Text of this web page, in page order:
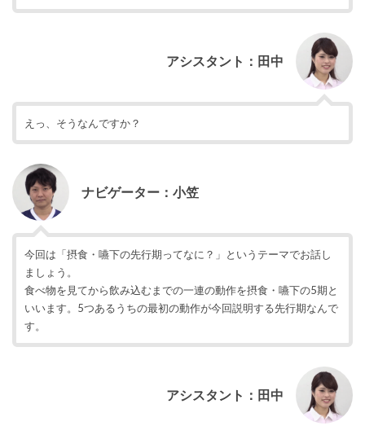
アシスタント：田中
えっ、そうなんですか？
ナビゲーター：小笠
今回は「摂食・嚥下の先行期ってなに？」というテーマでお話し
ましょう。
食べ物を見てから飲み込むまでの一連の動作を摂食・嚥下の5期と
いいます。5つあるうちの最初の動作が今回説明する先行期なんで
す。
アシスタント：田中